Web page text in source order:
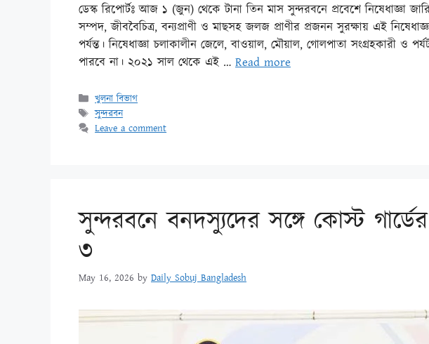
ডেস্ক রিপোর্টঃ আজ ১ (জুন) থেকে টানা তিন মাস সুন্দরবনে প্রবেশে নিষেধাজ্ঞা
সম্পদ, জীববৈচিত্র, বন্যপ্রাণী ও মাছসহ জলজ প্রাণীর প্রজনন সুরক্ষায় এই
পর্যন্ত। নিষেধাজ্ঞা চলাকালীন জেলে, বাওয়াল, মৌয়াল, গোলপাতা সংগ্রহকারী ও
পারবে না। ২০২১ সাল থেকে এই … Read more
খুলনা বিভাগ
সুন্দরবন
Leave a comment
সুন্দরবনে বনদস্যুদের সঙ্গে কোস্ট
৩
May 16, 2026 by Daily Sobuj Bangladesh